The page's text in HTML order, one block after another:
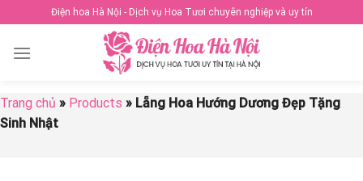
to
content
Điện hoa Hà Nội - Dịch vụ Hoa Tươi chuyên nghiệp và uy tín
Trang chủ » Products » Lẵng Hoa Hướng Dương Đẹp Tặng
Sinh Nhật